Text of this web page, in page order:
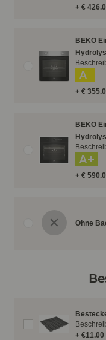
+ €
BEKO
+ €
A
BEKO
+ €
A+
Ohne
+ €11.00